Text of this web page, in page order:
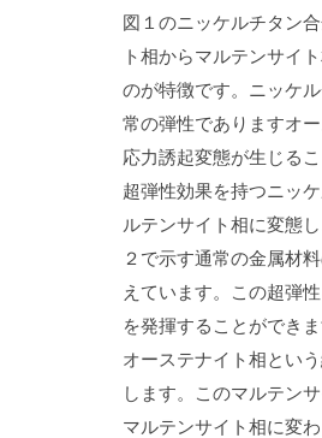
図１のニッケルチタン
ト相からマルテンサイ
のが特徴です。 ニッケ
常の弾性でありますオ
応力誘起変態が生じる
超弾性効果を持つニッ
ルテンサイト相に変態
２で示す通常の金属材
えています。この超弾
を発揮することができま
オーステナイト相とい
します。
このマルテン
マルテンサイト相に変